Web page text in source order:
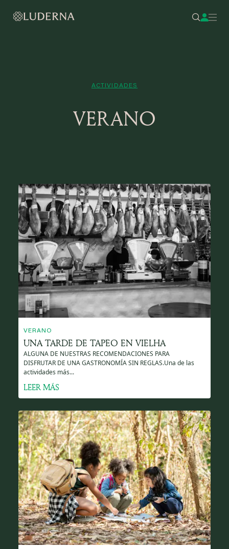
ACTIVIDADES
VERANO
VERANO
UNA TARDE DE TAPEO EN VIELHA
ALGUNA DE NUESTRAS RECOMENDACIONES PARA
DISFRUTAR DE UNA GASTRONOMÍA SIN REGLAS.Una de las
actividades más...
LEER MÁS